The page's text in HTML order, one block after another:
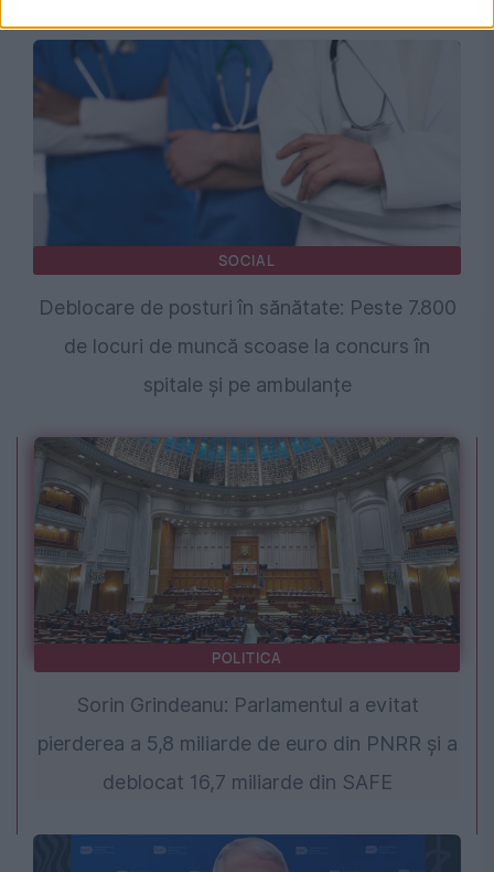
SOCIAL
Deblocare de posturi în sănătate: Peste 7.800
de locuri de muncă scoase la concurs în
spitale și pe ambulanțe
POLITICA
Sorin Grindeanu: Parlamentul a evitat
pierderea a 5,8 miliarde de euro din PNRR și a
deblocat 16,7 miliarde din SAFE